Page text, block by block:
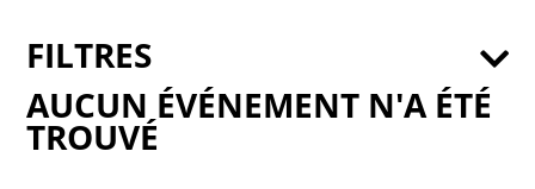
AUCUN ÉVÉNEMENT N'A ÉTÉ
TROUVÉ
FILTRES